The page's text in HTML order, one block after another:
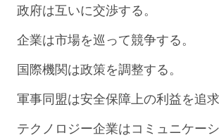
政府は互いに交渉する。
企業は市場を巡って競争する。
国際機関は政策を調整する。
軍事同盟は安全保障上の利益を追求
テクノロジー企業はコミュニケー